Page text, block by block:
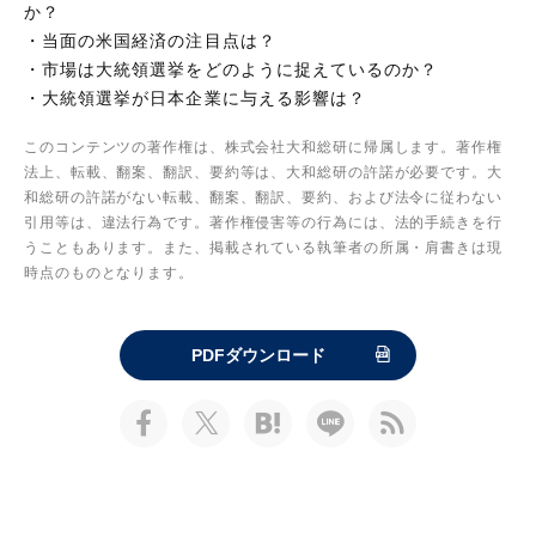
か？
・当面の米国経済の注目点は？
・市場は大統領選挙をどのように捉えているのか？
・大統領選挙が日本企業に与える影響は？
このコンテンツの著作権は、株式会社大和総研に帰属します。著作権
法上、転載、翻案、翻訳、要約等は、大和総研の許諾が必要です。大
和総研の許諾がない転載、翻案、翻訳、要約、および法令に従わない
引用等は、違法行為です。著作権侵害等の行為には、法的手続きを行
うこともあります。また、掲載されている執筆者の所属・肩書きは現
時点のものとなります。
PDFダウンロード